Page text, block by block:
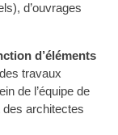
d’ouvrages
d’éléments
travaux
de l’équipe de
architectes